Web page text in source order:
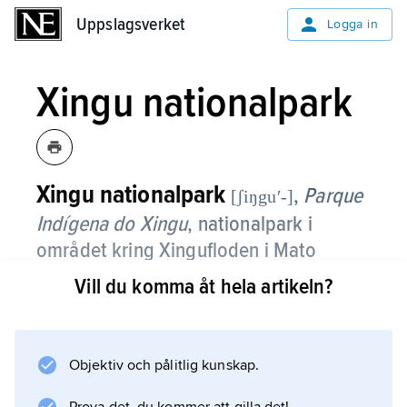
Uppslagsverket Logga in
Xingu nationalpark
Xingu nationalpark [ʃiŋguʹ-], Parque
Indígena do Xingu, nationalpark i
området kring Xingufloden i Mato
Grosso, centrala Brasilien; 22 000 km
skydda urbefolkningen i området från
kontakter med brasilianska nybyggare och
Vill du komma åt hela artikeln?
Objektiv och pålitlig kunskap.